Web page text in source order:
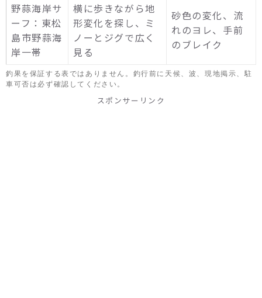
野蒜海岸サ
ーフ：東松
島市野蒜海
岸一帯
横に歩きながら地
形変化を探し、ミ
ノーとジグで広く
見る
砂色の変化、流
れのヨレ、手前
のブレイク
釣果を保証する表ではありません。釣行前に天候、波、現地掲示、駐
車可否は必ず確認してください。
スポンサーリンク